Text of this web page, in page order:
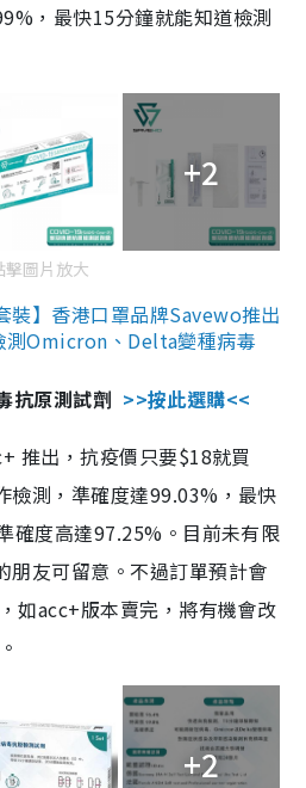
，最快15分鐘就能知道檢測
+2
擊圖片放大
裝】香港口罩品牌Savewo推出
測Omicron、Delta變種病毒
抗原測試劑 >>按此選購<<
推出，抗疫價只要$18就買
檢測，準確度達99.03%，最快
確度高達97.25%。目前未有限
朋友可留意。不過訂單預計會
如acc+版本賣完，將有機會改
+2